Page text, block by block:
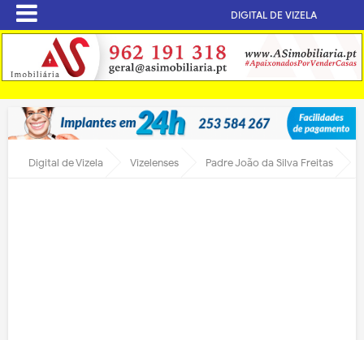
DIGITAL DE VIZELA
Digital de Vizela Vizelenses Padre João da Silva Freitas